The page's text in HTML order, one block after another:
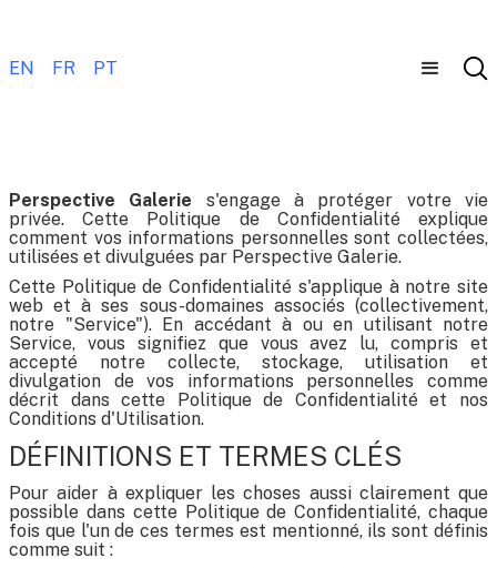
EN FR PT
Perspective Galerie s'engage à protéger votre vie
privée. Cette Politique de Confidentialité explique
comment vos informations personnelles sont collectées,
utilisées et divulguées par Perspective Galerie.
Cette Politique de Confidentialité s'applique à notre site
web et à ses sous-domaines associés (collectivement,
notre "Service"). En accédant à ou en utilisant notre
Service, vous signifiez que vous avez lu, compris et
accepté notre collecte, stockage, utilisation et
divulgation de vos informations personnelles comme
décrit dans cette Politique de Confidentialité et nos
Conditions d'Utilisation.
DÉFINITIONS ET TERMES CLÉS
Pour aider à expliquer les choses aussi clairement que
possible dans cette Politique de Confidentialité, chaque
fois que l'un de ces termes est mentionné, ils sont définis
comme suit :